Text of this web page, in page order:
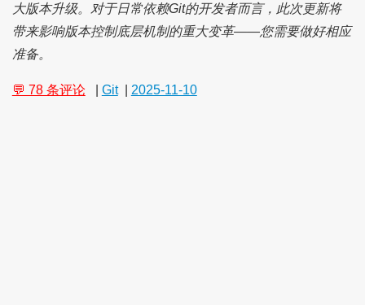
大版本升级。对于日常依赖Git的开发者而言，此次更新将
带来影响版本控制底层机制的重大变革——您需要做好相应
准备。
💬 78 条评论 Git 2025-11-10